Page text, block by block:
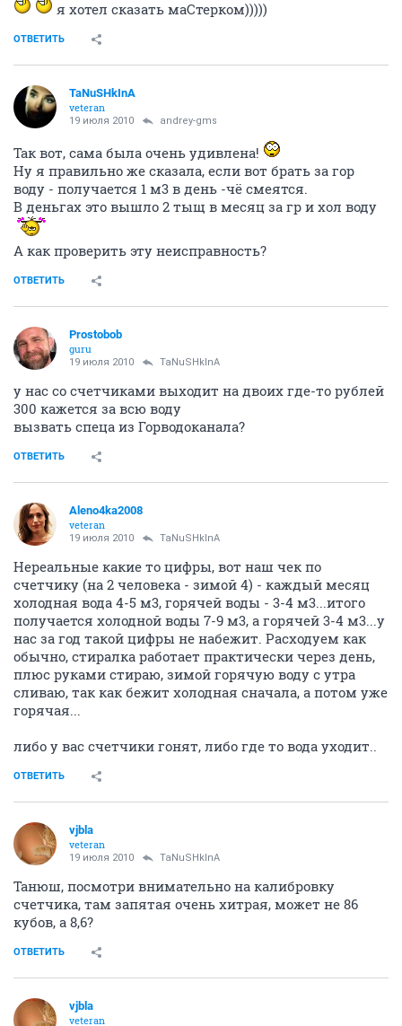
я хотел сказать маСтерком)))))
ОТВЕТИТЬ
TaNuSHkInA
veteran
19 июля 2010 andrey-gms
Так вот, сама была очень удивлена!
Ну я правильно же сказала, если вот брать за гор
воду - получается 1 м3 в день -чё смеятся.
В деньгах это вышло 2 тыщ в месяц за гр и хол воду
А как проверить эту неисправность?
ОТВЕТИТЬ
Prostobob
guru
19 июля 2010 TaNuSHkInA
у нас со счетчиками выходит на двоих где-то рублей
300 кажется за всю воду
вызвать спеца из Горводоканала?
ОТВЕТИТЬ
Aleno4ka2008
veteran
19 июля 2010 TaNuSHkInA
Нереальные какие то цифры, вот наш чек по
счетчику (на 2 человека - зимой 4) - каждый месяц
холодная вода 4-5 м3, горячей воды - 3-4 м3...итого
получается холодной воды 7-9 м3, а горячей 3-4 м3...у
нас за год такой цифры не набежит. Расходуем как
обычно, стиралка работает практически через день,
плюс руками стираю, зимой горячую воду с утра
сливаю, так как бежит холодная сначала, а потом уже
горячая...
либо у вас счетчики гонят, либо где то вода уходит..
ОТВЕТИТЬ
vjbla
veteran
19 июля 2010 TaNuSHkInA
Танюш, посмотри внимательно на калибровку
счетчика, там запятая очень хитрая, может не 86
кубов, а 8,6?
ОТВЕТИТЬ
vjbla
veteran